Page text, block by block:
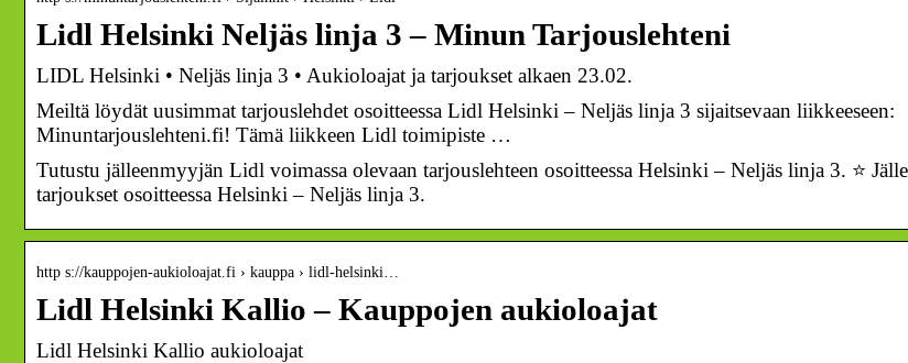
Lidl Helsinki Neljäs linja 3 – Minun Tarjouslehteni
LIDL Helsinki • Neljäs linja 3 • Aukioloajat ja tarjoukset alkaen 23.02.
Meiltä löydät uusimmat tarjouslehdet osoitteessa Lidl Helsinki – Neljäs linja 3 sijaitsevaan liikkeeseen:
Minuntarjouslehteni.fi! Tämä liikkeen Lidl toimipiste …
Tutustu jälleenmyyjän Lidl voimassa olevaan tarjouslehteen osoitteessa Helsinki – Neljäs linja 3. ⭐
tarjoukset osoitteessa Helsinki – Neljäs linja 3.
http s://kauppojen-aukioloajat.fi › kauppa › lidl-helsinki…
Lidl Helsinki Kallio – Kauppojen aukioloajat
Lidl Helsinki Kallio aukioloajat